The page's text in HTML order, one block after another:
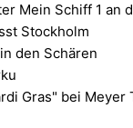
Mein Schiff 1 an
Stockholm
den Schären
Gras" bei Meyer